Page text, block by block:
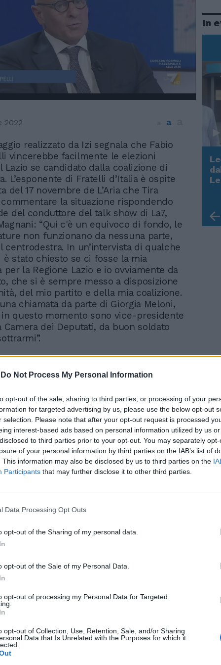
Do Not Process My Personal Information
opt-out of the sale, sharing to third parties, or processing of your
for targeted advertising by us, please use the below opt-out
selection. Please note that after your opt-out request is processed
interest-based ads based on personal information utilized by us
to third parties prior to your opt-out. You may separately
of your personal information by third parties on the IAB’s list of
This information may also be disclosed by us to third parties on the
Participants that may further disclose it to other third parties.
Data Processing Opt Outs
opt-out of the Sharing of my personal data.
opt-out of the Sale of my Personal Data.
opt-out of processing my Personal Data for Targeted
opt-out of Collection, Use, Retention, Sale, and/or Sharing
Data that Is Unrelated with the Purposes for which it
2022 a
realizzato da Izi segnala che Fabio
vincerebbe facilmente le elezioni
Lazio se candidato dalla coalizione di
L’esponente di Fratelli d’Italia è ospite
del 17 novembre de L’Aria che Tira
la situazione rispondendo
del conduttore del talk show di La7,
“Qui c'è un equivoco di fondo, le
non funzionano da nessuna parte,
centrodestra. In un’intervista di qualche
è stato chiesto se ci fosse la mia
per la Regione Lazio e io ovviamente da
che si è sempre messo a disposizione
del mio partito e della mia coalizione.
chiamata da parte di Giorgia Meloni,
in questo momento sono vice-presidente
Camera dei Deputati, da buon soldato
"Sarò il candidato del
centrodestra". Fedriga
tenta il bis in Friuli
a parlare della guerra tra Russia ed
dopo l’incidente in Polonia che ha
morte di due persone colpite da un
trattarsi di incidente scaturito dalla
Meloni - specifica Rampelli - ha
dimenticare che comunque lì c'è una
scatenata da Vladimir Putin e che
la popolazione civile con i
In
Rudy Giuliani a Come States?
Trump, Meloni e la strategia
americana